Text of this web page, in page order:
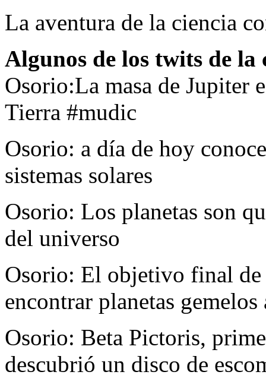
La aventura de la ciencia
Algunos de los twits de la
Osorio:La masa de Jupiter
Tierra #mudic
Osorio: a día de hoy
sistemas solares
Osorio: Los planetas son
del universo
Osorio: El objetivo final de
encontrar planetas
Osorio: Beta Pictoris,
descubrió un disco de